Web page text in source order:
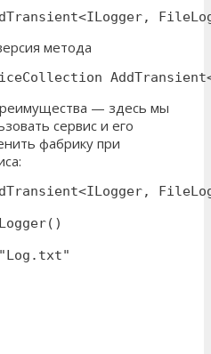
метода
— здесь мы
сервис и его
фабрику при